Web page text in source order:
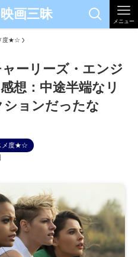
画三昧 メニュー
度★☆
ャーリーズ・エンジ
想：中途半端なリ
ションだったな
メ度★☆